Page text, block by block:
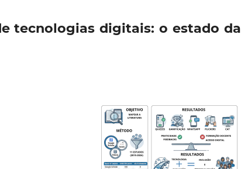
tecnologias digitais: o estado da